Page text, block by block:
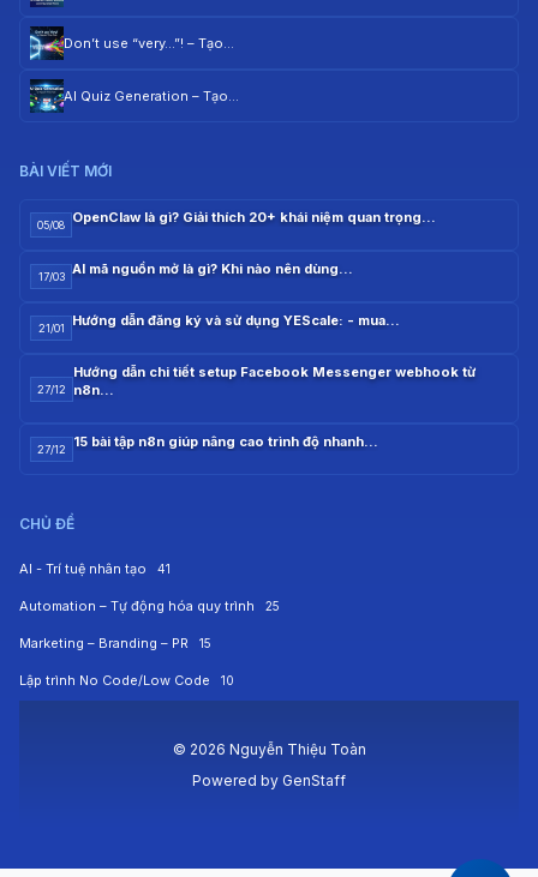
Don’t use “very…”! – Tạo…
AI Quiz Generation – Tạo…
BÀI VIẾT MỚI
05/08 OpenClaw là gì? Giải thích 20+ khái niệm quan trọng…
17/03 AI mã nguồn mở là gì? Khi nào nên dùng…
21/01 Hướng dẫn đăng ký và sử dụng YEScale: - mua…
27/12
Hướng dẫn chi tiết setup Facebook Messenger webhook từ
n8n…
27/12 15 bài tập n8n giúp nâng cao trình độ nhanh…
CHỦ ĐỀ
AI - Trí tuệ nhân tạo 41
Automation – Tự động hóa quy trình 25
Marketing – Branding – PR 15
Lập trình No Code/Low Code 10
© 2026 Nguyễn Thiệu Toàn
Powered by GenStaff